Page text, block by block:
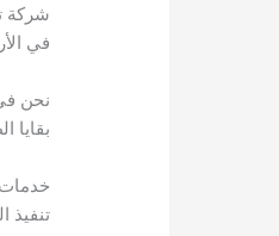
شركة
في
نحن
بقايا
تنفيذ